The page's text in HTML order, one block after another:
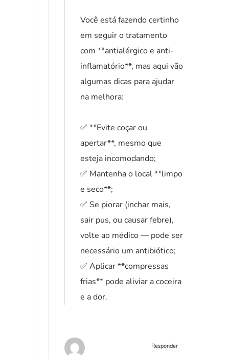
Você está fazendo certinho
em seguir o tratamento
com **antialérgico e anti-
inflamatório**, mas aqui vão
algumas dicas para ajudar
na melhora:
✅ **Evite coçar ou
apertar**, mesmo que
esteja incomodando;
✅ Mantenha o local **limpo
e seco**;
✅ Se piorar (inchar mais,
sair pus, ou causar febre),
volte ao médico — pode ser
necessário um antibiótico;
✅ Aplicar **compressas
frias** pode aliviar a coceira
e a dor.
Responder